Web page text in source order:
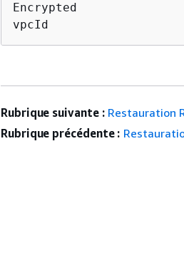
Encrypted
vpcId
Rubrique suivante : Restauration
Rubrique précédente :